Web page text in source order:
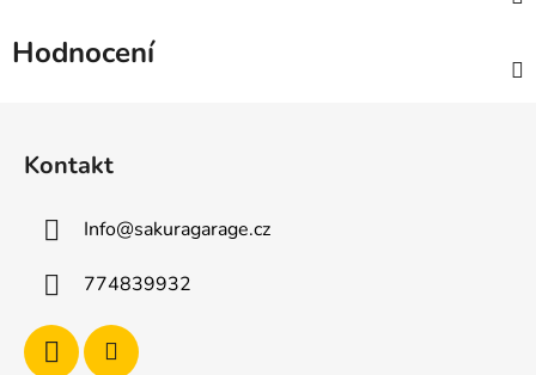
Hodnocení
Kontakt
Info@sakuragarage.cz
774839932